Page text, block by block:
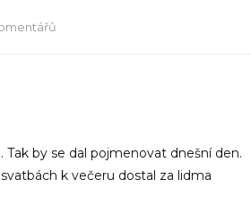
by se dal pojmenovat dnešní den.
k večeru dostal za lidma